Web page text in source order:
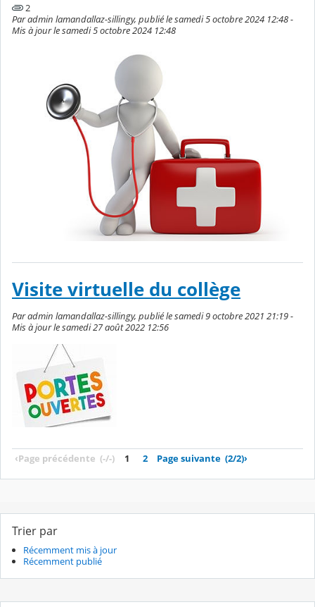
2
Par admin lamandallaz-sillingy, publié le samedi 5 octobre 2024 12:48 -
Mis à jour le samedi 5 octobre 2024 12:48
Visite virtuelle du collège
Par admin lamandallaz-sillingy, publié le samedi 9 octobre 2021 21:19 -
Mis à jour le samedi 27 août 2022 12:56
‹Page précédente (-/-) 1 2 Page suivante (2/2)›
Trier par
Récemment mis à jour
Récemment publié